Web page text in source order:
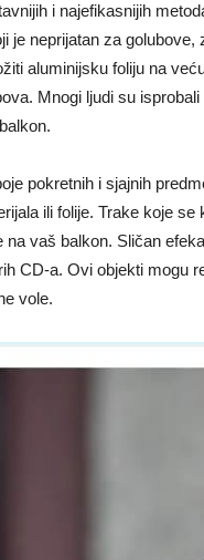
i najefikasnijih
je neprijatan za
aluminijsku foliju na
Mnogi ljudi su
pokretnih i sjajnih
ili folije. Trake koje
na vaš balkon. Sličan
CD-a. Ovi objekti mogu
vole.